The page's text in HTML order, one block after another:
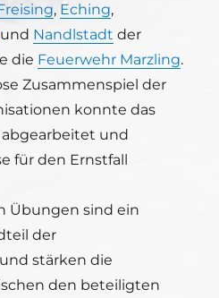
, Eching,
und Nandlstadt der
die Feuerwehr Marzling.
Zusammenspiel der
konnte das
abgearbeitet und
für den Ernstfall
Übungen sind ein
der
stärken die
den beteiligten